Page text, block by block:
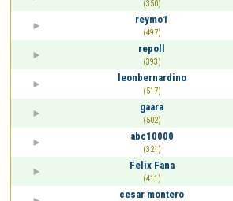
(350)
reymo1
(497)
repoll
(393)
leonbernardino
(517)
gaara
(502)
abc10000
(321)
Felix Fana
(411)
cesar montero